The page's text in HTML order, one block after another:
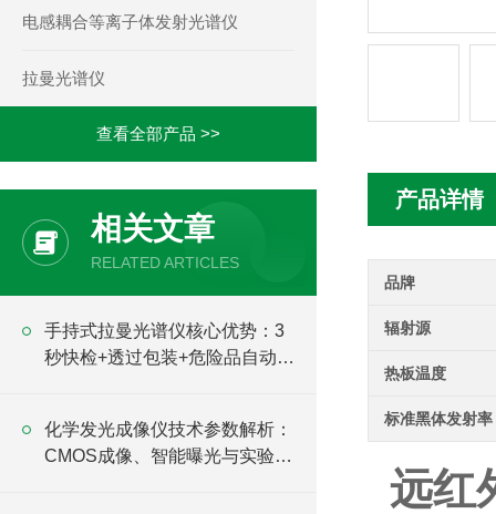
产品详情
品牌
辐射源
热板温度
标准黑体发射率
远红
电感耦合等离子体发射光谱仪
拉曼光谱仪
查看全部产品 >>
相关文章
RELATED ARTICLES
手持式拉曼光谱仪核心优势：3
秒快检+透过包装+危险品自动报
化学发光成像仪技术参数解析：
CMOS成像、智能曝光与实验应